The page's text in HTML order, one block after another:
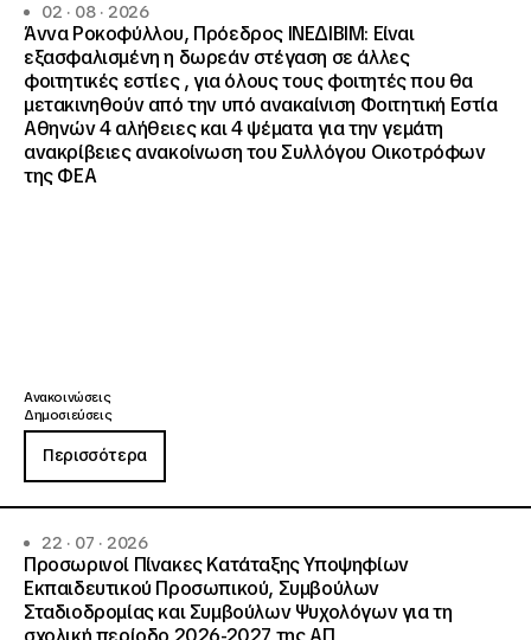
02 · 08 · 2026
Άννα Ροκοφύλλου, Πρόεδρος ΙΝΕΔΙΒΙΜ: Είναι
εξασφαλισμένη η δωρεάν στέγαση σε άλλες
φοιτητικές εστίες , για όλους τους φοιτητές που θα
μετακινηθούν από την υπό ανακαίνιση Φοιτητική Εστία
Αθηνών 4 αλήθειες και 4 ψέματα για την γεμάτη
ανακρίβειες ανακοίνωση του Συλλόγου Οικοτρόφων
της ΦΕΑ
Ανακοινώσεις
Δημοσιεύσεις
Περισσότερα
22 · 07 · 2026
Προσωρινοί Πίνακες Κατάταξης Υποψηφίων
Εκπαιδευτικού Προσωπικού, Συμβούλων
Σταδιοδρομίας και Συμβούλων Ψυχολόγων για τη